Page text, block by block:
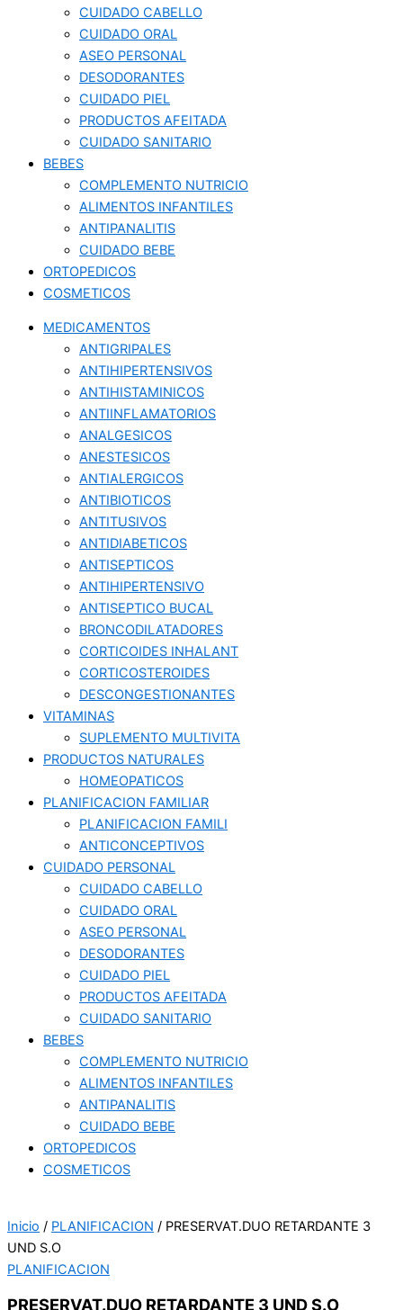
CUIDADO CABELLO
CUIDADO ORAL
ASEO PERSONAL
DESODORANTES
CUIDADO PIEL
PRODUCTOS AFEITADA
CUIDADO SANITARIO
BEBES
COMPLEMENTO NUTRICIO
ALIMENTOS INFANTILES
ANTIPANALITIS
CUIDADO BEBE
ORTOPEDICOS
COSMETICOS
MEDICAMENTOS
ANTIGRIPALES
ANTIHIPERTENSIVOS
ANTIHISTAMINICOS
ANTIINFLAMATORIOS
ANALGESICOS
ANESTESICOS
ANTIALERGICOS
ANTIBIOTICOS
ANTITUSIVOS
ANTIDIABETICOS
ANTISEPTICOS
ANTIHIPERTENSIVO
ANTISEPTICO BUCAL
BRONCODILATADORES
CORTICOIDES INHALANT
CORTICOSTEROIDES
DESCONGESTIONANTES
VITAMINAS
SUPLEMENTO MULTIVITA
PRODUCTOS NATURALES
HOMEOPATICOS
PLANIFICACION FAMILIAR
PLANIFICACION FAMILI
ANTICONCEPTIVOS
CUIDADO PERSONAL
CUIDADO CABELLO
CUIDADO ORAL
ASEO PERSONAL
DESODORANTES
CUIDADO PIEL
PRODUCTOS AFEITADA
CUIDADO SANITARIO
BEBES
COMPLEMENTO NUTRICIO
ALIMENTOS INFANTILES
ANTIPANALITIS
CUIDADO BEBE
ORTOPEDICOS
COSMETICOS
Inicio / PLANIFICACION / PRESERVAT.DUO RETARDANTE 3
UND S.O
PLANIFICACION
PRESERVAT.DUO RETARDANTE 3 UND S.O